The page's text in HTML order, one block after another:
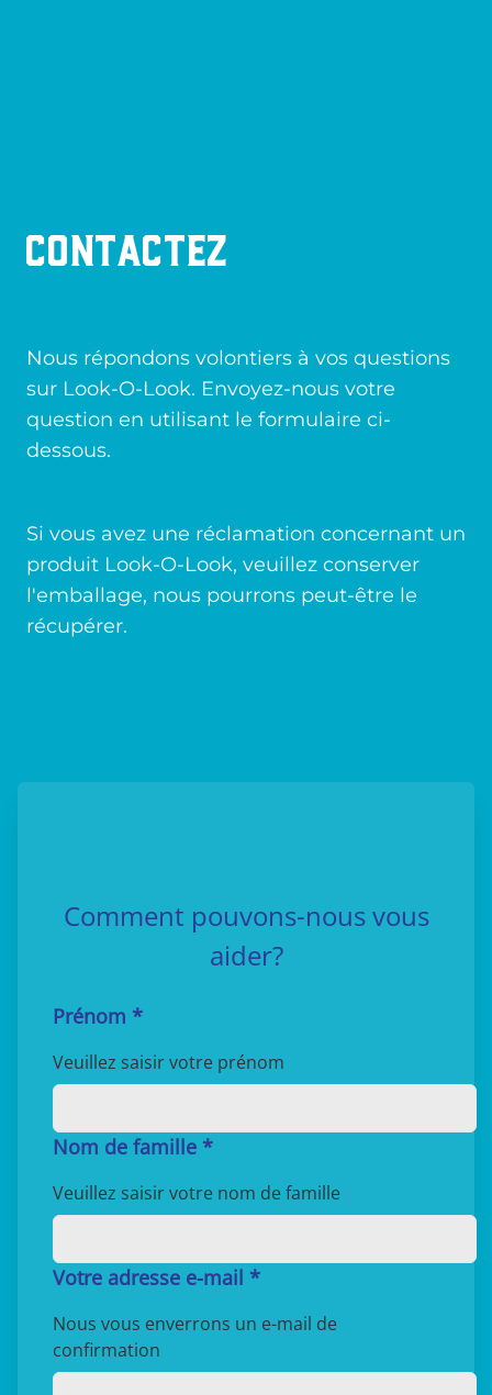
Contactez
Nous répondons volontiers à vos questions
sur Look-O-Look. Envoyez-nous votre
question en utilisant le formulaire ci-
dessous.
Si vous avez une réclamation concernant un
produit Look-O-Look, veuillez conserver
l'emballage, nous pourrons peut-être le
récupérer.